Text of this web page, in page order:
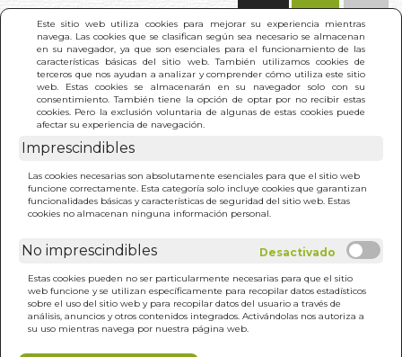
Este sitio web utiliza cookies para mejorar su experiencia mientras
navega. Las cookies que se clasifican según sea necesario se almacenan
en su navegador, ya que son esenciales para el funcionamiento de las
características básicas del sitio web. También utilizamos cookies de
terceros que nos ayudan a analizar y comprender cómo utiliza este sitio
web. Estas cookies se almacenarán en su navegador solo con su
consentimiento. También tiene la opción de optar por no recibir estas
cookies. Pero la exclusión voluntaria de algunas de estas cookies puede
afectar su experiencia de navegación.
Imprescindibles
Las cookies necesarias son absolutamente esenciales para que el sitio web
funcione correctamente. Esta categoría solo incluye cookies que garantizan
funcionalidades básicas y características de seguridad del sitio web. Estas
cookies no almacenan ninguna información personal.
No imprescindibles
Estas cookies pueden no ser particularmente necesarias para que el sitio
web funcione y se utilizan específicamente para recopilar datos estadísticos
sobre el uso del sitio web y para recopilar datos del usuario a través de
análisis, anuncios y otros contenidos integrados. Activándolas nos autoriza a
su uso mientras navega por nuestra página web.
INICIO >
JUSTICIEROS